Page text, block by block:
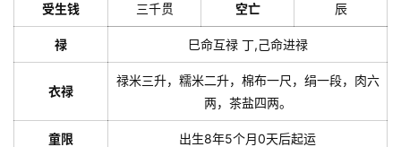
受生钱 三千贯 空亡 辰
禄 巳命互禄 丁,己命进禄
衣禄
禄米三升，糯米二升，棉布一尺，绢一段，肉六
两，茶盐四两。
童限 出生8年5个月0天后起运